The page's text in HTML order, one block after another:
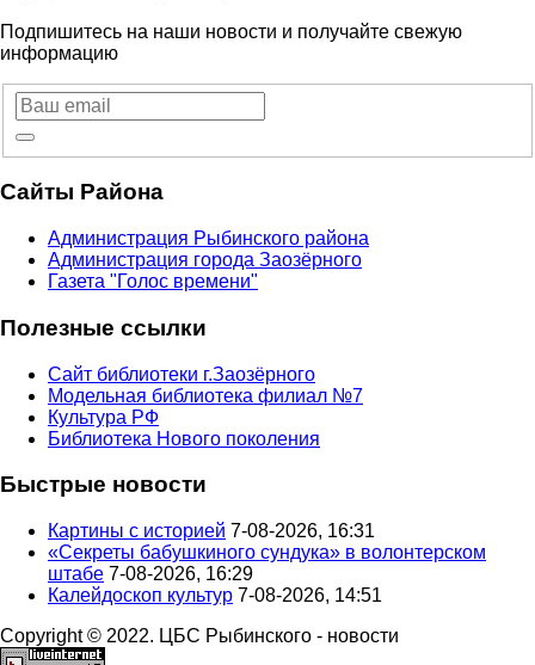
Подпишитесь на наши новости и получайте свежую
информацию
Сайты Района
Администрация Рыбинского района
Администрация города Заозёрного
Газета "Голос времени"
Полезные ссылки
Сайт библиотеки г.Заозёрного
Модельная библиотека филиал №7
Культура РФ
Библиотека Нового поколения
Быстрые новости
Картины с историей 7-08-2026, 16:31
«Секреты бабушкиного сундука» в волонтерском
штабе 7-08-2026, 16:29
Калейдоскоп культур 7-08-2026, 14:51
Copyright © 2022. ЦБС Рыбинского - новости